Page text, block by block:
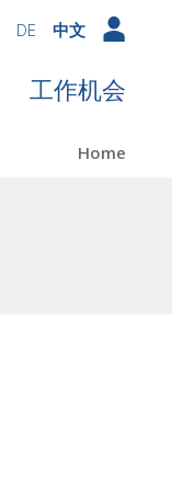
DE 中文
工作机会
Home